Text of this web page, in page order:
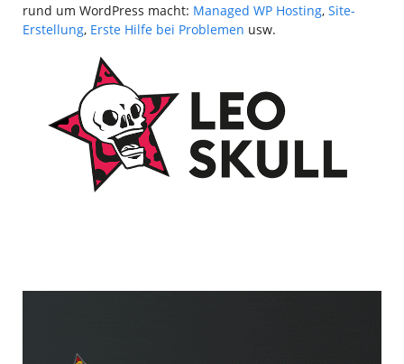
rund um WordPress macht: Managed WP Hosting, Site-
Erstellung, Erste Hilfe bei Problemen usw.